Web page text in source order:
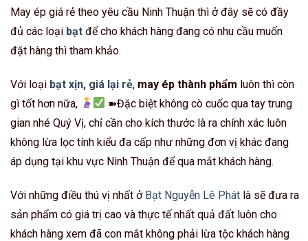
May ép giá rẻ theo yêu cầu Ninh Thuận thì ở đây sẽ có đầy
đủ các loại bạt để cho khách hàng đang có nhu cầu muốn
đặt hàng thì tham khảo.
Với loại bạt xịn, giá lại rẻ, may ép thành phẩm luôn thì còn
gì tốt hơn nữa,
➽Đặc biệt không cò cuốc qua tay trung
gian nhé Quý Vị, chỉ cần cho kích thước là ra chính xác luôn
không lừa lọc tính kiểu đa cấp như những đơn vị khác đang
áp dụng tại khu vực Ninh Thuận để qua mắt khách hàng.
Với những điều thú vị nhất ở Bạt Nguyễn Lê Phát là sẽ đưa ra
sản phẩm có giá trị cao và thực tế nhất quả đất luôn cho
khách hàng xem đã con mắt không phải lừa tộc khách hàng